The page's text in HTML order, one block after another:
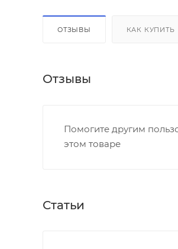
ОТЗЫВЫ КАК КУПИТЬ
Отзывы
Помогите другим
этом товаре
Статьи